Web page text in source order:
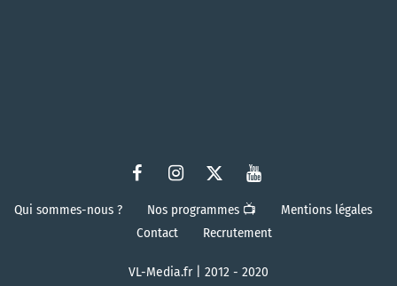
Qui sommes-nous ? Nos programmes 📺
Mentions légales
Contact
Recrutement
VL-Media.fr | 2012 - 2020